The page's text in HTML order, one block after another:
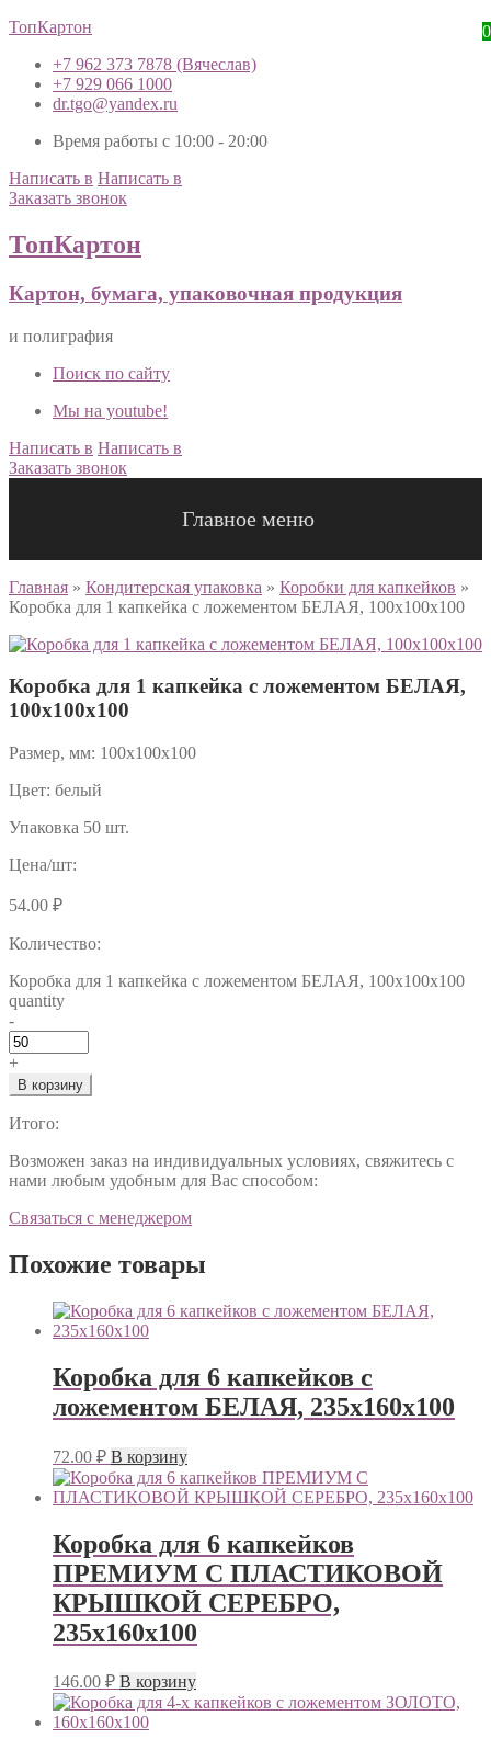
ТопКартон
+7 962 373 7878 (Вячеслав)
+7 929 066 1000
dr.tgo@yandex.ru
Время работы с 10:00 - 20:00
Написать в Написать в
Заказать звонок
ТопКартон
Картон, бумага, упаковочная продукция
и полиграфия
Поиск по сайту
Мы на youtube!
Написать в Написать в
Заказать звонок
Главное меню
Главная » Кондитерская упаковка » Коробки для капкейков »
Коробка для 1 капкейка с ложементом БЕЛАЯ, 100x100x100
Коробка для 1 капкейка с ложементом БЕЛАЯ,
100x100x100
Размер, мм: 100x100x100
Цвет: белый
Упаковка 50 шт.
Цена/шт:
54.00 ₽
Количество:
Коробка для 1 капкейка с ложементом БЕЛАЯ, 100x100x100
quantity
-
+
В корзину
Итого:
Возможен заказ на индивидуальных условиях, свяжитесь с
нами любым удобным для Вас способом:
Связаться с менеджером
Похожие товары
Коробка для 6 капкейков с
ложементом БЕЛАЯ, 235х160х100
72.00 ₽ В корзину
Коробка для 6 капкейков
ПРЕМИУМ С ПЛАСТИКОВОЙ
КРЫШКОЙ СЕРЕБРО,
235х160х100
146.00 ₽ В корзину
0